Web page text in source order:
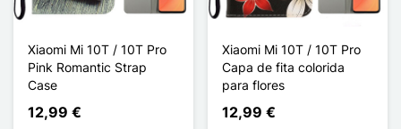
Xiaomi Mi 10T / 10T Pro
Pink Romantic Strap
Case
12,99 €
Xiaomi Mi 10T / 10T Pro
Capa de fita colorida
para flores
12,99 €